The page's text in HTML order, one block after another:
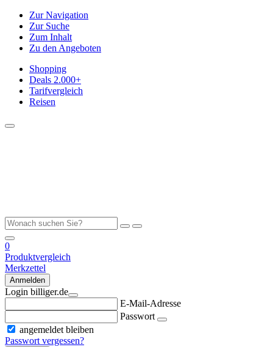
Zur Navigation
Zur Suche
Zum Inhalt
Zu den Angeboten
Shopping
Deals 2.000+
Tarifvergleich
Reisen
0
Produktvergleich
Merkzettel
Anmelden
Login billiger.de
E-Mail-Adresse
Passwort
angemeldet bleiben
Passwort vergessen?